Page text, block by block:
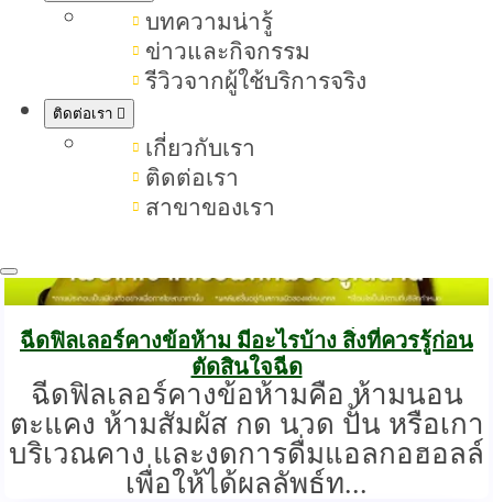
บทความน่ารู้
ข่าวและกิจกรรม
รีวิวจากผู้ใช้บริการจริง
ติดต่อเรา
เกี่ยวกับเรา
ติดต่อเรา
สาขาของเรา
ฉีดฟิลเลอร์คางข้อห้าม มีอะไรบ้าง สิ่งที่ควรรู้ก่อน
ตัดสินใจฉีด
ฉีดฟิลเลอร์คางข้อห้ามคือ ห้ามนอน
ตะแคง ห้ามสัมผัส กด นวด ปั้น หรือเกา
บริเวณคาง และงดการดื่มแอลกอฮอลล์
เพื่อให้ได้ผลลัพธ์ท...